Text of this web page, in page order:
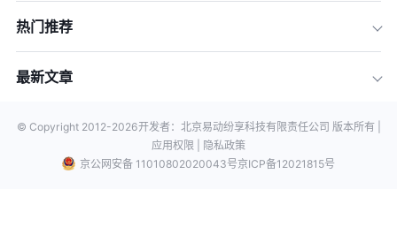
热门推荐
最新文章
© Copyright 2012-2026开发者：北京易动纷享科技有限责任公司 版本所有 |
应用权限 |
隐私政策
京公网安备 11010802020043号京ICP备12021815号